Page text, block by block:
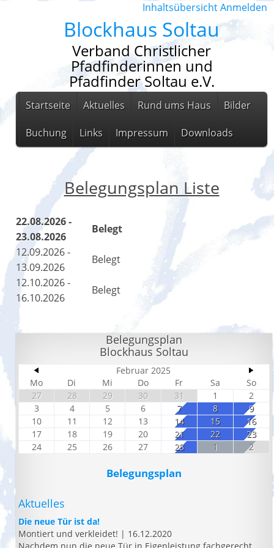
InhaltsübersichtAnmelden
Blockhaus Soltau
Verband Christlicher
Pfadfinderinnen und
Pfadfinder Soltau e.V.
Startseite Aktuelles Rund ums Haus Bilder
Buchung Links Impressum Downloads
Belegungsplan Liste
22.08.2026 -
23.08.2026
Belegt
12.09.2026 -
13.09.2026
Belegt
12.10.2026 -
16.10.2026
Belegt
Belegungsplan
Blockhaus Soltau
Februar 2025
Mo
Di Mi Do Fr Sa
So
27
28 29 30 31 1
2
3
4 5 6 7 8
9
10
11 12 13 14 15
16
17
18 19 20 21 22
23
24
25 26 27 28 1 2
Belegungsplan
Aktuelles
Die neue Tür ist da!
Montiert und verkleidet! | 16.12.2020